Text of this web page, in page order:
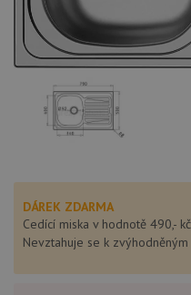
DÁREK ZDARMA
Cedící miska v hodnotě 490,- kč
Nevztahuje se k